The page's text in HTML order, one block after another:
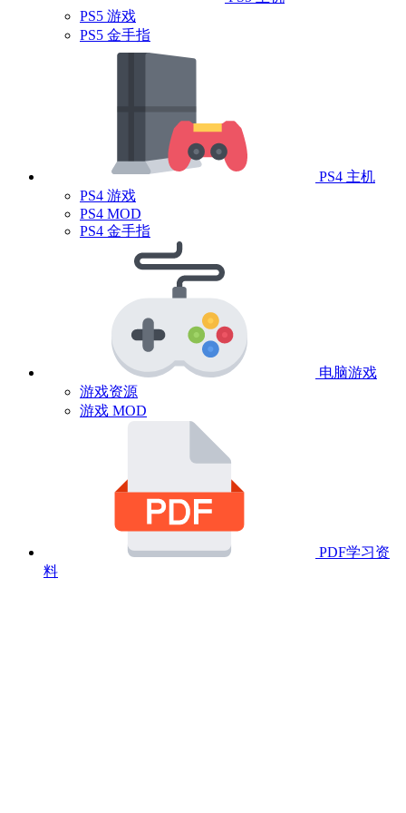
PS5 游戏
PS5 金手指
PS4 主机
PS4 游戏
PS4 MOD
PS4 金手指
电脑游戏
游戏资源
游戏 MOD
PDF学习资
料